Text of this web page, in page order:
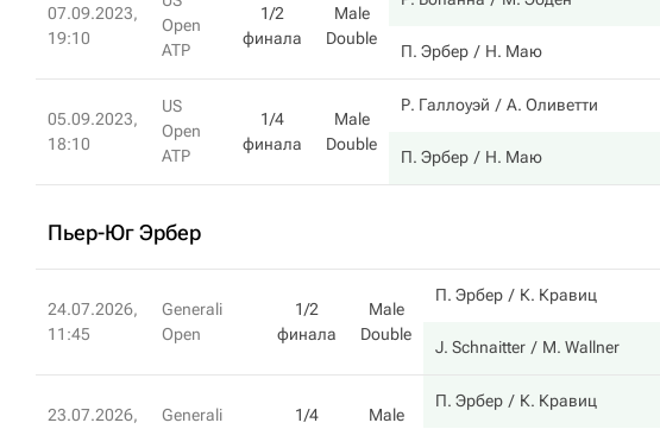
07.09.2023,
19:10
Open
ATP
1/2
финала
Male
Double
П. Эрбер Н. Маю
05.09.2023,
18:10
US
Open
ATP
1/4
финала
Male
Double
Р. Галлоуэй А. Оливетти
П. Эрбер Н. Маю
Пьер-Юг Эрбер
24.07.2026,
11:45
Generali
Open
1/2
финала
Male
Double
П. Эрбер К. Кравиц
J. Schnaitter M. Wallner
23.07.2026,
Generali
1/4
Male
П. Эрбер К. Кравиц